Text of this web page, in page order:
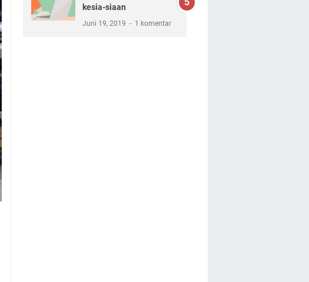
kesia-siaan
Juni 19, 2019 1 komentar